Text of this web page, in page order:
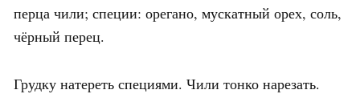
перца чили; специи: орегано, мускатный орех, соль,
чёрный перец.
Грудку натереть специями. Чили тонко нарезать.